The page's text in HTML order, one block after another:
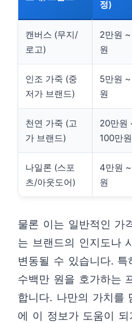
정)
캔버스 (무지/
로고)
2만원
원
인조 가죽 (중
저가 브랜드)
5만원
원
천연 가죽 (고
가 브랜드)
20만원
100만
나일론 (스포
츠/아웃도어)
4만원
원
물론 이는 일반적인 가
는 브랜드의 인지도나
변동될 수 있습니다.
수백만 원을 호가하는
합니다. 나만의 가치를
에 이 정보가 도움이 되